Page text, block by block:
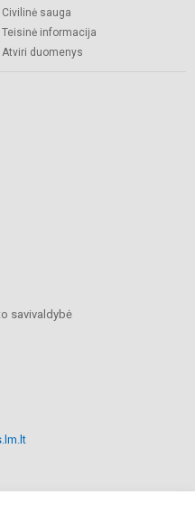
Civilinė sauga
Teisinė informacija
Atviri duomenys
savivaldybė